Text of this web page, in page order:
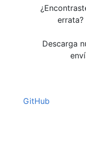
errata?
Descarga
GitHub